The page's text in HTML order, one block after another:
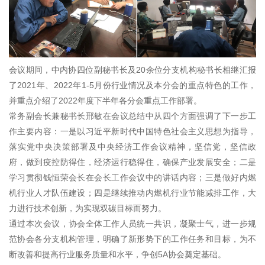
会议期间，中内协四位副秘书长及20余位分支机构秘书长相继汇报
了2021年、2022年1-5月份行业情况及本分会的重点特色的工作，
并重点介绍了2022年度下半年各分会重点工作部署。
常务副会长兼秘书长邢敏在会议总结中从四个方面强调了下一步工
作主要内容：一是以习近平新时代中国特色社会主义思想为指导，
落实党中央决策部署及中央经济工作会议精神，坚信党，坚信政
府，做到疫控防得住，经济运行稳得住，确保产业发展安全；二是
学习贯彻钱恒荣会长在会长工作会议中的讲话内容；三是做好内燃
机行业人才队伍建设；四是继续推动内燃机行业节能减排工作，大
力进行技术创新，为实现双碳目标而努力。
通过本次会议，协会全体工作人员统一共识，凝聚士气，进一步规
范协会各分支机构管理，明确了新形势下的工作任务和目标，为不
断改善和提高行业服务质量和水平，争创5A协会奠定基础。